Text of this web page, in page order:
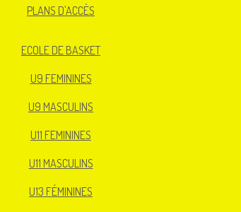
PLANS D'ACCÈS
ECOLE DE BASKET
U9 FEMININES
U9 MASCULINS
U11 FEMININES
U11 MASCULINS
U13 FÉMININES